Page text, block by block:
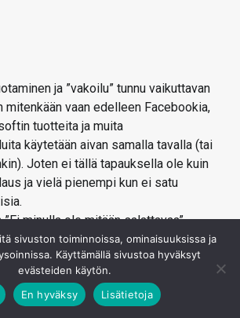
ja ”vakoilu” tunnu vaikuttavan
mitenkään vaan edelleen Facebookia,
tuotteita ja muita
käytetään aivan samalla tavalla (tai
Joten ei tällä tapauksella ole kuin
ja vielä pienempi kun ei satu
minulla ole mitään salattavaa”-
vahvasti monien ihmisten arjessa.
vastataksesi
sivuston toiminnoissa, ominaisuuksissa ja
Käyttämällä sivustoa hyväksyt
evästeiden käytön.
En hyväksy Lisätietoja